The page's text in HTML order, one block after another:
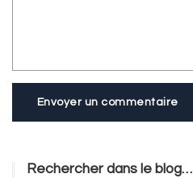
Envoyer un commentaire
Rechercher dans le blog…